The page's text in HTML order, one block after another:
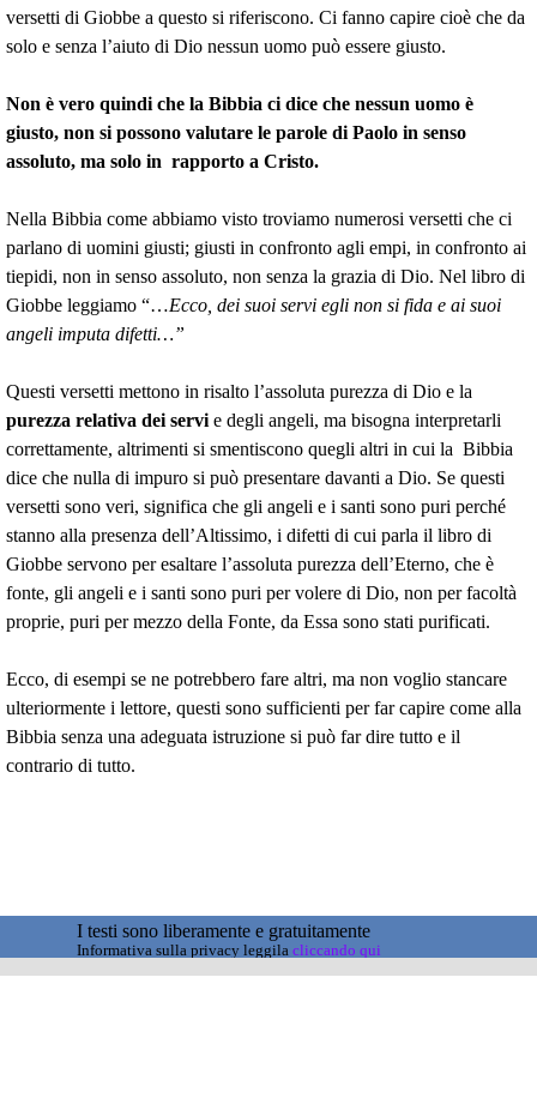
versetti di Giobbe a questo si riferiscono. Ci fanno capire cioè che da
solo e senza l’aiuto di Dio nessun uomo può essere giusto.
Non è vero quindi che la Bibbia ci dice che nessun uomo è
giusto, non si possono valutare le parole di Paolo in senso
assoluto, ma solo in rapporto a Cristo.
Nella Bibbia come abbiamo visto troviamo numerosi versetti che ci
parlano di uomini giusti; giusti in confronto agli empi, in confronto ai
tiepidi, non in senso assoluto, non senza la grazia di Dio. Nel libro di
Giobbe leggiamo “…Ecco, dei suoi servi egli non si fida e ai suoi
angeli imputa difetti…”
Questi versetti mettono in risalto l’assoluta purezza di Dio e la
purezza relativa dei servi e degli angeli, ma bisogna interpretarli
correttamente, altrimenti si smentiscono quegli altri in cui la Bibbia
dice che nulla di impuro si può presentare davanti a Dio. Se questi
versetti sono veri, significa che gli angeli e i santi sono puri perché
stanno alla presenza dell’Altissimo, i difetti di cui parla il libro di
Giobbe servono per esaltare l’assoluta purezza dell’Eterno, che è
fonte, gli angeli e i santi sono puri per volere di Dio, non per facoltà
proprie, puri per mezzo della Fonte, da Essa sono stati purificati.
Ecco, di esempi se ne potrebbero fare altri, ma non voglio stancare
ulteriormente i lettore, questi sono sufficienti per far capire come alla
Bibbia senza una adeguata istruzione si può far dire tutto e il
contrario di tutto.
I testi sono liberamente e gratuitamente
condivisibili ma non manipolabili
Informativa sulla privacy leggila cliccando qui